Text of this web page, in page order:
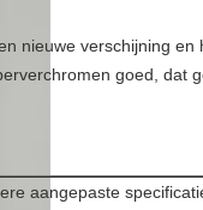
nieuwe verschijning
goed, dat
aangepaste